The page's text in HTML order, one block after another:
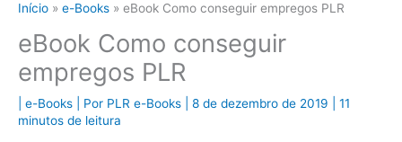
Início e-Books eBook Como conseguir empregos PLR
eBook Como conseguir
empregos PLR
e-Books | Por PLR e-Books 8 de dezembro de 2019
11
minutos de leitura